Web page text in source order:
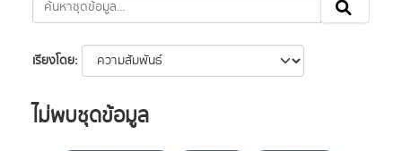
เรียงโดย
ไม่พบชุดข้อมูล